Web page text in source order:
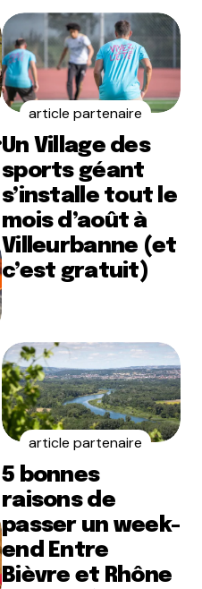
article partenaire
Un Village des
sports géant
s’installe tout le
mois d’août à
Villeurbanne (et
c’est gratuit)
article partenaire
5 bonnes
raisons de
passer un week-
end Entre
Bièvre et Rhône